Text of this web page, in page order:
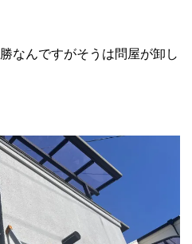
なんですがそうは問屋が卸し